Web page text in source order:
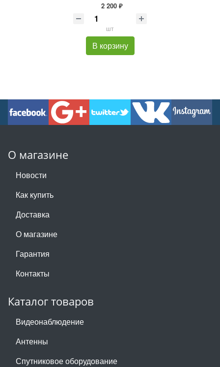
2 200 ₽
шт
В корзину
О магазине
Новости
Как купить
Доставка
О магазине
Гарантия
Контакты
Каталог товаров
Видеонаблюдение
Антенны
Спутниковое оборудование